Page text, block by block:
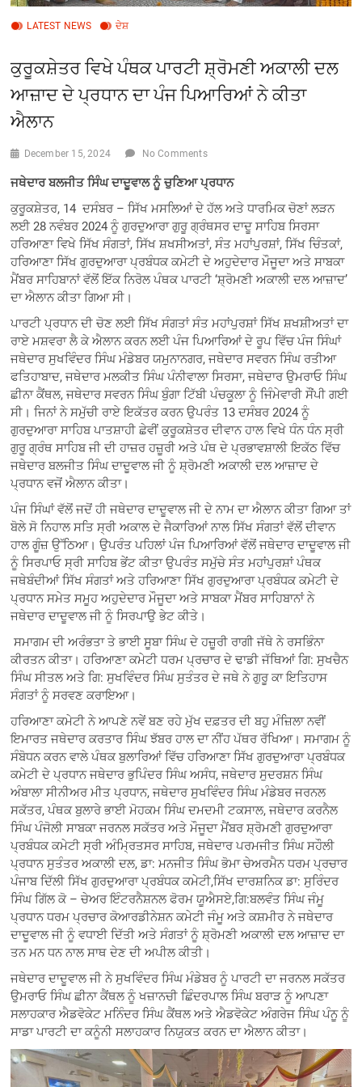
LATEST NEWS ਦੇਸ਼
ਕੁਰੂਕਸ਼ੇਤਰ ਵਿਖੇ ਪੰਥਕ ਪਾਰਟੀ ਸ਼੍ਰੋਮਣੀ ਅਕਾਲੀ ਦਲ
ਆਜ਼ਾਦ ਦੇ ਪ੍ਰਧਾਨ ਦਾ ਪੰਜ ਪਿਆਰਿਆਂ ਨੇ ਕੀਤਾ
ਐਲਾਨ
December 15, 2024 No Comments
ਜਥੇਦਾਰ ਬਲਜੀਤ ਸਿੰਘ ਦਾਦੂਵਾਲ ਨੂੰ ਚੁਣਿਆ ਪ੍ਰਧਾਨ
ਕੁਰੂਕਸ਼ੇਤਰ, 14 ਦਸੰਬਰ – ਸਿੱਖ ਮਸਲਿਆਂ ਦੇ ਹੱਲ ਅਤੇ ਧਾਰਮਿਕ ਚੋਣਾਂ ਲੜਨ
ਲਈ 28 ਨਵੰਬਰ 2024 ਨੂੰ ਗੁਰਦੁਆਰਾ ਗੁਰੂ ਗ੍ਰੰਥਸਰ ਦਾਦੂ ਸਾਹਿਬ ਸਿਰਸਾ
ਹਰਿਆਣਾ ਵਿਖੇ ਸਿੱਖ ਸੰਗਤਾਂ, ਸਿੱਖ ਸ਼ਖਸੀਅਤਾਂ, ਸੰਤ ਮਹਾਂਪੁਰਸ਼ਾਂ, ਸਿੱਖ ਚਿੰਤਕਾਂ,
ਹਰਿਆਣਾ ਸਿੱਖ ਗੁਰਦੁਆਰਾ ਪ੍ਰਬੰਧਕ ਕਮੇਟੀ ਦੇ ਅਹੁਦੇਦਾਰ ਮੌਜੂਦਾ ਅਤੇ ਸਾਬਕਾ
ਮੈਂਬਰ ਸਾਹਿਬਾਨਾਂ ਵੱਲੋਂ ਇੱਕ ਨਿਰੋਲ ਪੰਥਕ ਪਾਰਟੀ ‘ਸ਼੍ਰੋਮਣੀ ਅਕਾਲੀ ਦਲ ਆਜ਼ਾਦ’
ਦਾ ਐਲਾਨ ਕੀਤਾ ਗਿਆ ਸੀ।
ਪਾਰਟੀ ਪ੍ਰਧਾਨ ਦੀ ਚੋਣ ਲਈ ਸਿੱਖ ਸੰਗਤਾਂ ਸੰਤ ਮਹਾਂਪੁਰਸ਼ਾਂ ਸਿੱਖ ਸ਼ਖਸ਼ੀਅਤਾਂ ਦਾ
ਰਾਏ ਮਸ਼ਵਰਾ ਲੈ ਕੇ ਐਲਾਨ ਕਰਨ ਲਈ ਪੰਜ ਪਿਆਰਿਆਂ ਦੇ ਰੂਪ ਵਿੱਚ ਪੰਜ ਸਿੰਘਾਂ
ਜਥੇਦਾਰ ਸੁਖਵਿੰਦਰ ਸਿੰਘ ਮੰਡੇਬਰ ਯਮੁਨਾਨਗਰ, ਜਥੇਦਾਰ ਸਵਰਨ ਸਿੰਘ ਰਤੀਆ
ਫਤਿਹਾਬਾਦ, ਜਥੇਦਾਰ ਮਲਕੀਤ ਸਿੰਘ ਪੰਨੀਵਾਲਾ ਸਿਰਸਾ, ਜਥੇਦਾਰ ਉਮਰਾਓ ਸਿੰਘ
ਛੀਨਾ ਕੈਂਥਲ, ਜਥੇਦਾਰ ਸਵਰਨ ਸਿੰਘ ਬੁੰਗਾ ਟਿੱਬੀ ਪੰਚਕੂਲਾ ਨੂੰ ਜਿੰਮੇਵਾਰੀ ਸੌਂਪੀ ਗਈ
ਸੀ। ਜਿਨਾਂ ਨੇ ਸਮੁੱਚੀ ਰਾਏ ਇਕੱਤਰ ਕਰਨ ਉਪਰੰਤ 13 ਦਸੰਬਰ 2024 ਨੂੰ
ਗੁਰਦੁਆਰਾ ਸਾਹਿਬ ਪਾਤਸ਼ਾਹੀ ਛੇਵੀਂ ਕੁਰੂਕਸ਼ੇਤਰ ਦੀਵਾਨ ਹਾਲ ਵਿਖੇ ਧੰਨ ਧੰਨ ਸ੍ਰੀ
ਗੁਰੂ ਗ੍ਰੰਥ ਸਾਹਿਬ ਜੀ ਦੀ ਹਾਜ਼ਰ ਹਜ਼ੂਰੀ ਅਤੇ ਪੰਥ ਦੇ ਪ੍ਰਭਾਵਸ਼ਾਲੀ ਇਕੱਠ ਵਿੱਚ
ਜਥੇਦਾਰ ਬਲਜੀਤ ਸਿੰਘ ਦਾਦੂਵਾਲ ਜੀ ਨੂੰ ਸ਼੍ਰੋਮਣੀ ਅਕਾਲੀ ਦਲ ਆਜ਼ਾਦ ਦੇ
ਪ੍ਰਧਾਨ ਵਜੋਂ ਐਲਾਨ ਕੀਤਾ।
ਪੰਜ ਸਿੰਘਾਂ ਵੱਲੋਂ ਜਦੋਂ ਹੀ ਜਥੇਦਾਰ ਦਾਦੂਵਾਲ ਜੀ ਦੇ ਨਾਮ ਦਾ ਐਲਾਨ ਕੀਤਾ ਗਿਆ ਤਾਂ
ਬੋਲੇ ਸੋ ਨਿਹਾਲ ਸਤਿ ਸ੍ਰੀ ਅਕਾਲ ਦੇ ਜੈਕਾਰਿਆਂ ਨਾਲ ਸਿੱਖ ਸੰਗਤਾਂ ਵੱਲੋਂ ਦੀਵਾਨ
ਹਾਲ ਗੂੰਜ਼ ਉੱਠਿਆ। ਉਪਰੰਤ ਪਹਿਲਾਂ ਪੰਜ ਪਿਆਰਿਆਂ ਵੱਲੋਂ ਜਥੇਦਾਰ ਦਾਦੂਵਾਲ ਜੀ
ਨੂੰ ਸਿਰਪਾਓ ਸ੍ਰੀ ਸਾਹਿਬ ਭੇਂਟ ਕੀਤਾ ਉਪਰੰਤ ਸਮੁੱਚੇ ਸੰਤ ਮਹਾਂਪੁਰਸ਼ਾਂ ਪੰਥਕ
ਜਥੇਬੰਦੀਆਂ ਸਿੱਖ ਸੰਗਤਾਂ ਅਤੇ ਹਰਿਆਣਾ ਸਿੱਖ ਗੁਰਦੁਆਰਾ ਪ੍ਰਬੰਧਕ ਕਮੇਟੀ ਦੇ
ਪ੍ਰਧਾਨ ਸਮੇਤ ਸਮੂਹ ਅਹੁਦੇਦਾਰ ਮੌਜੂਦਾ ਅਤੇ ਸਾਬਕਾ ਮੈਂਬਰ ਸਾਹਿਬਾਨਾਂ ਨੇ
ਜਥੇਦਾਰ ਦਾਦੂਵਾਲ ਜੀ ਨੂੰ ਸਿਰਪਾਉ ਭੇਟ ਕੀਤੇ।
ਸਮਾਗਮ ਦੀ ਅਰੰਭਤਾ ਤੇ ਭਾਈ ਸੂਬਾ ਸਿੰਘ ਦੇ ਹਜ਼ੂਰੀ ਰਾਗੀ ਜੱਥੇ ਨੇ ਰਸਭਿੰਨਾ
ਕੀਰਤਨ ਕੀਤਾ। ਹਰਿਆਣਾ ਕਮੇਟੀ ਧਰਮ ਪ੍ਰਚਾਰ ਦੇ ਢਾਡੀ ਜੱਥਿਆਂ ਗਿ: ਸੁਖਚੈਨ
ਸਿੰਘ ਸੀਤਲ ਅਤੇ ਗਿ: ਸੁਖਵਿੰਦਰ ਸਿੰਘ ਸੁਤੰਤਰ ਦੇ ਜਥੇ ਨੇ ਗੁਰੂ ਕਾ ਇਤਿਹਾਸ
ਸੰਗਤਾਂ ਨੂੰ ਸਰਵਣ ਕਰਾਇਆ।
ਹਰਿਆਣਾ ਕਮੇਟੀ ਨੇ ਆਪਣੇ ਨਵੇਂ ਬਣ ਰਹੇ ਮੁੱਖ ਦਫ਼ਤਰ ਦੀ ਬਹੁ ਮੰਜ਼ਿਲਾ ਨਵੀਂ
ਇਮਾਰਤ ਜਥੇਦਾਰ ਕਰਤਾਰ ਸਿੰਘ ਝੱਬਰ ਹਾਲ ਦਾ ਨੀਂਹ ਪੱਥਰ ਰੱਖਿਆ। ਸਮਾਗਮ ਨੂੰ
ਸੰਬੋਧਨ ਕਰਨ ਵਾਲੇ ਪੰਥਕ ਬੁਲਾਰਿਆਂ ਵਿੱਚ ਹਰਿਆਣਾ ਸਿੱਖ ਗੁਰਦੁਆਰਾ ਪ੍ਰਬੰਧਕ
ਕਮੇਟੀ ਦੇ ਪ੍ਰਧਾਨ ਜਥੇਦਾਰ ਭੁਪਿੰਦਰ ਸਿੰਘ ਅਸੰਧ, ਜਥੇਦਾਰ ਸੁਦਰਸ਼ਨ ਸਿੰਘ
ਅੰਬਾਲਾ ਸੀਨੀਅਰ ਮੀਤ ਪ੍ਰਧਾਨ, ਜਥੇਦਾਰ ਸੁਖਵਿੰਦਰ ਸਿੰਘ ਮੰਡੇਬਰ ਜਰਨਲ
ਸਕੱਤਰ, ਪੰਥਕ ਬੁਲਾਰੇ ਭਾਈ ਮੋਹਕਮ ਸਿੰਘ ਦਮਦਮੀ ਟਕਸਾਲ, ਜਥੇਦਾਰ ਕਰਨੈਲ
ਸਿੰਘ ਪੰਜੋਲੀ ਸਾਬਕਾ ਜਰਨਲ ਸਕੱਤਰ ਅਤੇ ਮੌਜੂਦਾ ਮੈਂਬਰ ਸ਼੍ਰੋਮਣੀ ਗੁਰਦੁਆਰਾ
ਪ੍ਰਬੰਧਕ ਕਮੇਟੀ ਸ੍ਰੀ ਅੰਮ੍ਰਿਤਸਰ ਸਾਹਿਬ, ਜਥੇਦਾਰ ਪਰਮਜੀਤ ਸਿੰਘ ਸਹੌਲੀ
ਪ੍ਰਧਾਨ ਸੁਤੰਤਰ ਅਕਾਲੀ ਦਲ, ਡਾ: ਮਨਜੀਤ ਸਿੰਘ ਭੋਮਾ ਚੇਅਰਮੈਨ ਧਰਮ ਪ੍ਰਚਾਰ
ਪੰਜਾਬ ਦਿੱਲੀ ਸਿੱਖ ਗੁਰਦੁਆਰਾ ਪ੍ਰਬੰਧਕ ਕਮੇਟੀ,ਸਿੱਖ ਦਾਰਸ਼ਨਿਕ ਡਾ: ਸੁਰਿੰਦਰ
ਸਿੰਘ ਗਿੱਲ ਕੋ – ਚੇਅਰ ਇੰਟਰਨੈਸ਼ਨਲ ਫੋਰਮ ਯੂਐਸਏ,ਗਿ:ਬਲਵੰਤ ਸਿੰਘ ਜੰਮੂ
ਪ੍ਰਧਾਨ ਧਰਮ ਪ੍ਰਚਾਰ ਕੋਆਰਡੀਨੇਸ਼ਨ ਕਮੇਟੀ ਜੰਮੂ ਅਤੇ ਕਸ਼ਮੀਰ ਨੇ ਜਥੇਦਾਰ
ਦਾਦੂਵਾਲ ਜੀ ਨੂੰ ਵਧਾਈ ਦਿੱਤੀ ਅਤੇ ਸੰਗਤਾਂ ਨੂੰ ਸ਼੍ਰੋਮਣੀ ਅਕਾਲੀ ਦਲ ਆਜ਼ਾਦ ਦਾ
ਤਨ ਮਨ ਧਨ ਨਾਲ ਸਾਥ ਦੇਣ ਦੀ ਅਪੀਲ ਕੀਤੀ।
ਜਥੇਦਾਰ ਦਾਦੂਵਾਲ ਜੀ ਨੇ ਸੁਖਵਿੰਦਰ ਸਿੰਘ ਮੰਡੇਬਰ ਨੂੰ ਪਾਰਟੀ ਦਾ ਜਰਨਲ ਸਕੱਤਰ
ਉਮਰਾਓ ਸਿੰਘ ਛੀਨਾ ਕੈਂਥਲ ਨੂੰ ਖਜ਼ਾਨਚੀ ਛਿੰਦਰਪਾਲ ਸਿੰਘ ਬਰਾੜ ਨੂੰ ਆਪਣਾ
ਸਲਾਹਕਾਰ ਐਡਵੋਕੇਟ ਮਨਿੰਦਰ ਸਿੰਘ ਕੈਂਥਲ ਅਤੇ ਐਡਵੋਕੇਟ ਅੰਗਰੇਜ ਸਿੰਘ ਪੰਨੂ ਨੂੰ
ਸਾਡਾ ਪਾਰਟੀ ਦਾ ਕਨੂੰਨੀ ਸਲਾਹਕਾਰ ਨਿਯੁਕਤ ਕਰਨ ਦਾ ਐਲਾਨ ਕੀਤਾ।